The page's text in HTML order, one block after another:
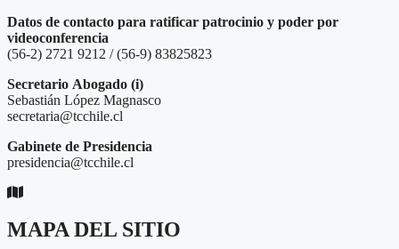
Datos de contacto para ratificar patrocinio y poder por
videoconferencia
(56-2) 2721 9212 / (56-9) 83825823
Secretario Abogado (i)
Sebastián López Magnasco
secretaria@tcchile.cl
Gabinete de Presidencia
presidencia@tcchile.cl
MAPA DEL SITIO